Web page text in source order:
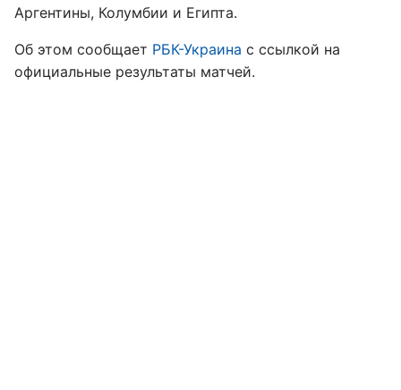
Аргентины, Колумбии и Египта.
Об этом сообщает РБК-Украина с ссылкой на
официальные результаты матчей.